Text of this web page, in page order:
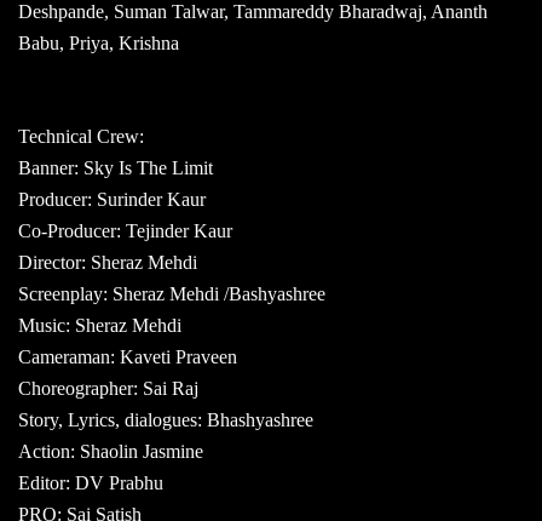
Deshpande, Suman Talwar, Tammareddy Bharadwaj, Ananth
Babu, Priya, Krishna
Technical Crew:
Banner: Sky Is The Limit
Producer: Surinder Kaur
Co-Producer: Tejinder Kaur
Director: Sheraz Mehdi
Screenplay: Sheraz Mehdi /Bashyashree
Music: Sheraz Mehdi
Cameraman: Kaveti Praveen
Choreographer: Sai Raj
Story, Lyrics, dialogues: Bhashyashree
Action: Shaolin Jasmine
Editor: DV Prabhu
PRO: Sai Satish